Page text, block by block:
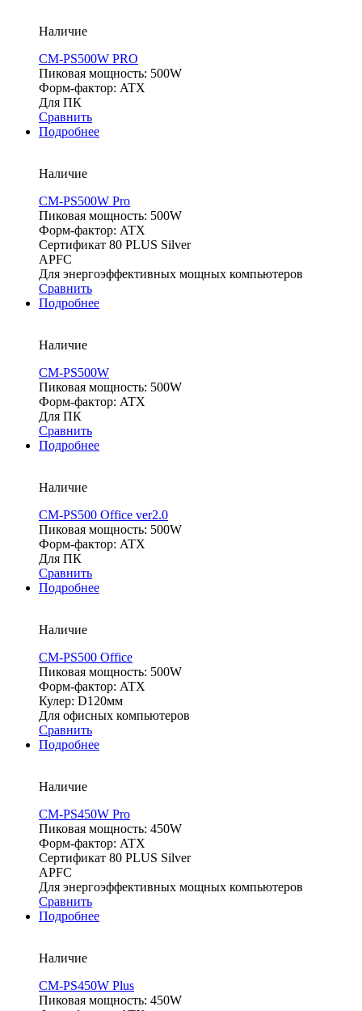
Наличие
CM-PS500W PRO
Пиковая мощность: 500W
Форм-фактор: ATX
Для ПК
Сравнить
Подробнее
Наличие
CM-PS500W Pro
Пиковая мощность: 500W
Форм-фактор: ATX
Сертификат 80 PLUS Silver
APFC
Для энергоэффективных мощных компьютеров
Сравнить
Подробнее
Наличие
CM-PS500W
Пиковая мощность: 500W
Форм-фактор: ATX
Для ПК
Сравнить
Подробнее
Наличие
CM-PS500 Office ver2.0
Пиковая мощность: 500W
Форм-фактор: ATX
Для ПК
Сравнить
Подробнее
Наличие
CM-PS500 Office
Пиковая мощность: 500W
Форм-фактор: ATX
Кулер: D120мм
Для офисных компьютеров
Сравнить
Подробнее
Наличие
CM-PS450W Pro
Пиковая мощность: 450W
Форм-фактор: ATX
Сертификат 80 PLUS Silver
APFC
Для энергоэффективных мощных компьютеров
Сравнить
Подробнее
Наличие
CM-PS450W Plus
Пиковая мощность: 450W